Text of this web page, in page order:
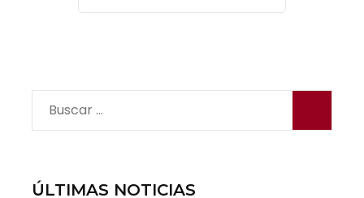
Buscar:
ÚLTIMAS NOTICIAS